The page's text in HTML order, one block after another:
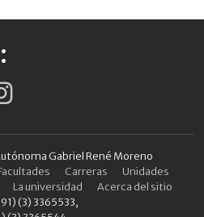
Gabriel René Moreno
Carreras
Unidades
La universidad
Acerca del sitio
(3) 3365533,